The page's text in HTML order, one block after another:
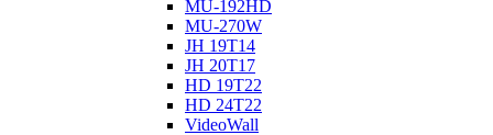
MU-192HD
MU-270W
JH 19T14
JH 20T17
HD 19T22
HD 24T22
VideoWall